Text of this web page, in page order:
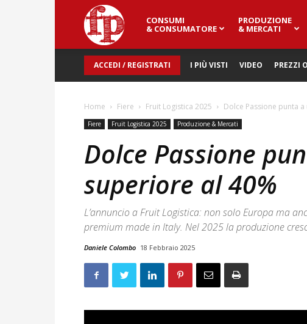
Fresh
Point
Magazine
CONSUMI
& CONSUMATORE
PRODUZIONE
& MERCATI
ACCEDI / REGISTRATI I PIÙ VISTI VIDEO PREZZI
Home Fiere Fruit Logistica 2025 Dolce Passione punta
Fiere Fruit Logistica 2025 Produzione & Mercati
Dolce Passione
superiore al 40%
L’annuncio a Fruit Logistica: non solo Europa ma
premium made in Italy. Nel 2025 la produzione
Daniele Colombo 18 Febbraio 2025